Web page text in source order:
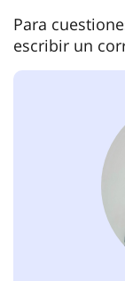
Para
escribir un